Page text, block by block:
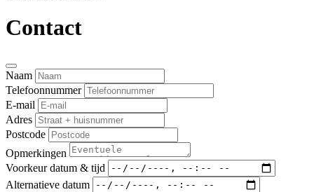
Contact
Naam
Telefoonnummer
E-mail
Adres
Postcode
Opmerkingen
Voorkeur datum & tijd
Alternatieve datum